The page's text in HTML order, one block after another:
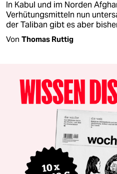
In Kabul und im Norden
Verhütungsmitteln nun
der Taliban gibt es aber
Von Thomas Ruttig